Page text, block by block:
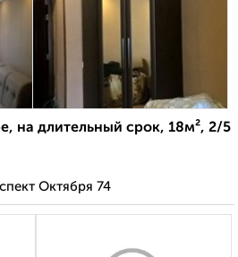
на длительный срок, 18м², 2/5
Октября 74